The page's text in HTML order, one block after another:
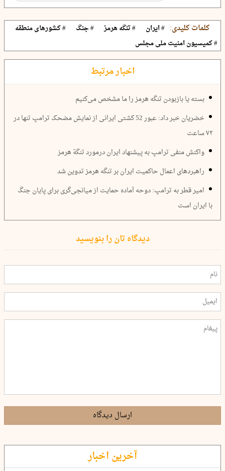
کلمات کلیدی: # ایران # تنگه هرمز # جنگ
# کشورهای منطقه
# کمیسیون امنیت ملی مجلس
اخبار مرتبط
بسته یا بازبودن تنگه هرمز را ما مشخص می‌کنیم
خضریان خبر داد: عبور 52 کشتی ایرانی از نمایش مضحک ترامپ تنها در
۷۲ ساعت
واکنش منفی ترامپ به پیشنهاد ایران درمورد تنگة هرمز
راهبردهای اعمال حاکمیت ایران بر تنگه هرمز تدوین شد
امیر قطر به ترامپ: دوحه آماده حمایت از میانجی‌گری برای پایان جنگ
با ایران است
دیدگاه تان را بنویسید
ارسال دیدگاه
آخرین اخبار